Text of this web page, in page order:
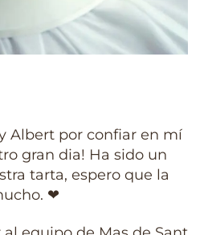
Albert por confiar en mí
gran dia! Ha sido un
tarta, espero que la
❤